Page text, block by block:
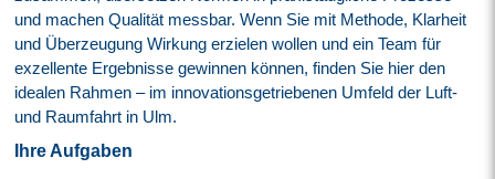
und machen Qualität messbar. Wenn Sie mit Methode, Klarheit
und Überzeugung Wirkung erzielen wollen und ein Team für
exzellente Ergebnisse gewinnen können, finden Sie hier den
idealen Rahmen – im innovationsgetriebenen Umfeld der Luft-
und Raumfahrt in Ulm.
Ihre Aufgaben